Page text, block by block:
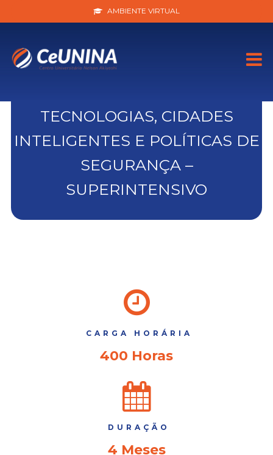
AMBIENTE VIRTUAL
TECNOLOGIAS, CIDADES
INTELIGENTES E POLÍTICAS DE
SEGURANÇA –
SUPERINTENSIVO
CARGA HORÁRIA
400 Horas
DURAÇÃO
4 Meses